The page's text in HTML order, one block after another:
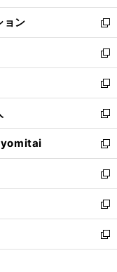
開
く
ウ
で
開
く
ン
ド
ウ
で
開
く
ウ
ィ
ン
ド
ウ
で
開
く
ョン
新
し
い
ウ
ィ
ン
ド
ウ
で
開
く
新
し
い
ウ
ィ
ン
ド
ウ
で
開
く
新
し
い
ウ
ィ
ン
ド
ウ
で
開
く
新
し
い
ウ
ィ
ン
ド
ウ
で
開
yomitai
新
し
い
ウ
ィ
ン
ド
ウ
新
し
い
ウ
ィ
ン
新
し
い
ウ
新
し